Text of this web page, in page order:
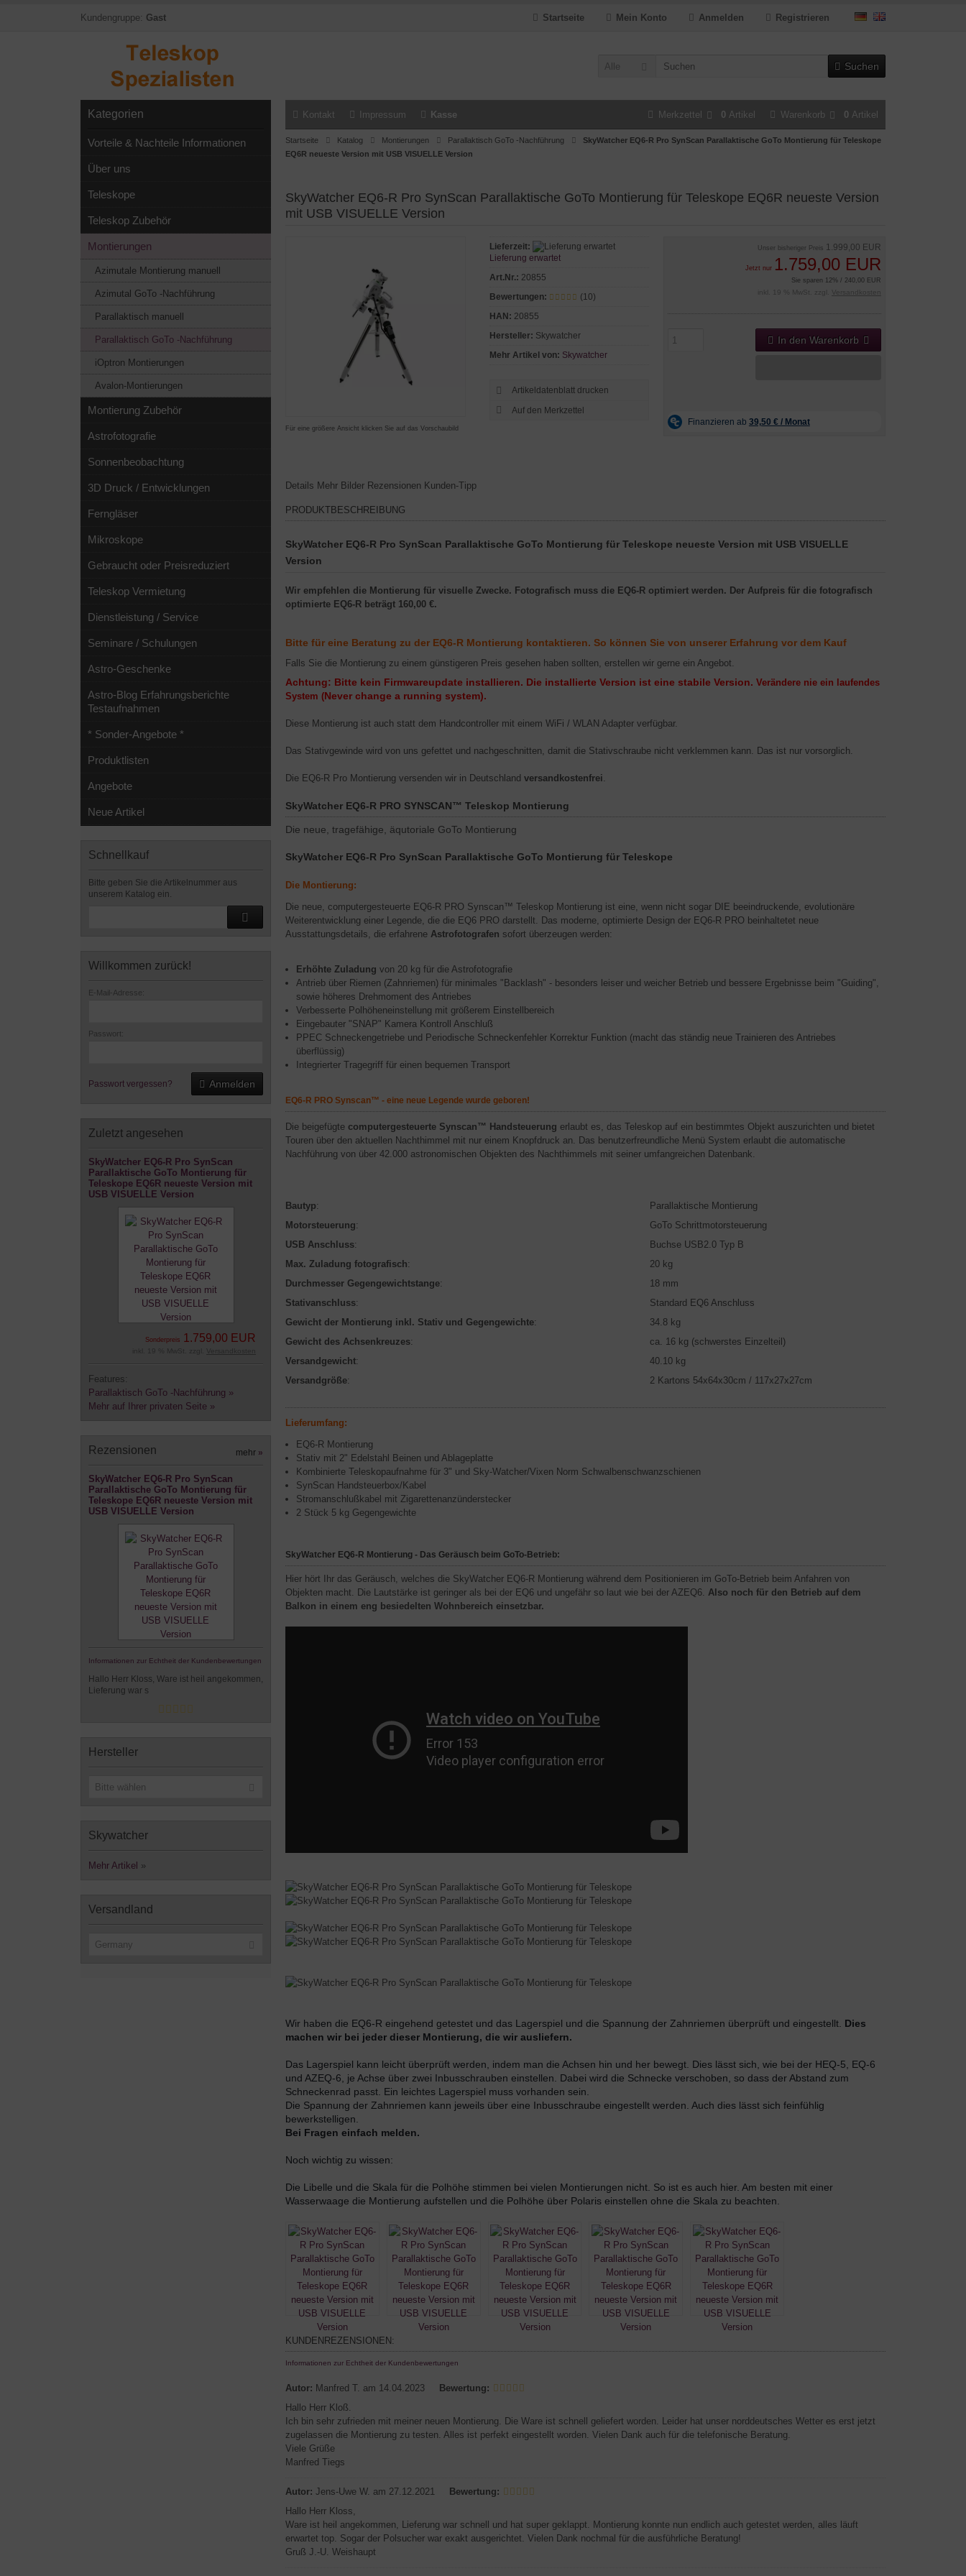
Kundengruppe: Gast Registrieren
Anmelden
Mein Konto
Startseite
Alle Suchen
Kontakt Impressum Kasse Warenkorb 0 Artikel
Merkzettel 0 Artikel
Startseite Katalog Montierungen Parallaktisch GoTo -Nachführung
SkyWatcher EQ6-R Pro SynScan Parallaktische GoTo Montierung für Teleskope
EQ6R neueste Version mit USB VISUELLE Version
SkyWatcher EQ6-R Pro SynScan Parallaktische GoTo Montierung für Teleskope EQ6R neueste Version
mit USB VISUELLE Version
Für eine größere Ansicht klicken Sie auf das Vorschaubild
Unser bisheriger Preis 1.999,00 EUR
Jetzt nur 1.759,00 EUR
Sie sparen 12% / 240,00 EUR
inkl. 19 % MwSt. zzgl. Versandkosten
In den Warenkorb
Lieferzeit:
Lieferung erwartet
Art.Nr.: 20855
Bewertungen:
(10)
HAN: 20855
Hersteller: Skywatcher
Mehr Artikel von: Skywatcher
Artikeldatenblatt drucken
Details Mehr Bilder Rezensionen Kunden-Tipp
PRODUKTBESCHREIBUNG
SkyWatcher EQ6-R Pro SynScan Parallaktische GoTo Montierung für Teleskope neueste Version mit USB VISUELLE
Version
Wir empfehlen die Montierung für visuelle Zwecke. Fotografisch muss die EQ6-R optimiert werden. Der Aufpreis für die fotografisch
optimierte EQ6-R beträgt 160,00 €.
Bitte für eine Beratung zu der EQ6-R Montierung kontaktieren. So können Sie von unserer Erfahrung vor dem Kauf
Falls Sie die Montierung zu einem günstigeren Preis gesehen haben sollten, erstellen wir gerne ein Angebot.
Achtung: Bitte kein Firmwareupdate installieren. Die installierte Version ist eine stabile Version. Verändere nie ein laufendes
System (Never change a running system).
Diese Montierung ist auch statt dem Handcontroller mit einem WiFi / WLAN Adapter verfügbar.
Das Stativgewinde wird von uns gefettet und nachgeschnitten, damit die Stativschraube nicht verklemmen kann. Das ist nur vorsorglich.
Die EQ6-R Pro Montierung versenden wir in Deutschland versandkostenfrei.
SkyWatcher EQ6-R PRO SYNSCAN™ Teleskop Montierung
Die neue, tragefähige, äqutoriale GoTo Montierung
SkyWatcher EQ6-R Pro SynScan Parallaktische GoTo Montierung für Teleskope
Die Montierung:
Die neue, computergesteuerte EQ6-R PRO Synscan™ Teleskop Montierung ist eine, wenn nicht sogar DIE beeindruckende, evolutionäre
Weiterentwicklung einer Legende, die die EQ6 PRO darstellt. Das moderne, optimierte Design der EQ6-R PRO beinhaltetet neue
Ausstattungsdetails, die erfahrene Astrofotografen sofort überzeugen werden:
Erhöhte Zuladung von 20 kg für die Astrofotografie
Antrieb über Riemen (Zahnriemen) für minimales "Backlash" - besonders leiser und weicher Betrieb und bessere Ergebnisse beim "Guiding",
sowie höheres Drehmoment des Antriebes
Verbesserte Polhöheneinstellung mit größerem Einstellbereich
Eingebauter "SNAP" Kamera Kontroll Anschluß
PPEC Schneckengetriebe und Periodische Schneckenfehler Korrektur Funktion (macht das ständig neue Trainieren des Antriebes
überflüssig)
Integrierter Tragegriff für einen bequemen Transport
EQ6-R PRO Synscan™ - eine neue Legende wurde geboren!
Die beigefügte computergesteuerte Synscan™ Handsteuerung erlaubt es, das Teleskop auf ein bestimmtes Objekt auszurichten und bietet
Touren über den aktuellen Nachthimmel mit nur einem Knopfdruck an. Das benutzerfreundliche Menü System erlaubt die automatische
Nachführung von über 42.000 astronomischen Objekten des Nachthimmels mit seiner umfangreichen Datenbank.
Bautyp:
Parallaktische Montierung
Motorsteuerung:
GoTo Schrittmotorsteuerung
USB Anschluss:
Buchse USB2.0 Typ B
Max. Zuladung fotografisch:
20 kg
Durchmesser Gegengewichtstange:
18 mm
Stativanschluss:
Standard EQ6 Anschluss
Gewicht der Montierung inkl. Stativ und Gegengewichte:
34.8 kg
Gewicht des Achsenkreuzes:
ca. 16 kg (schwerstes Einzelteil)
Versandgewicht:
40.10 kg
Versandgröße: 2 Kartons 54x64x30cm / 117x27x27cm
Lieferumfang:
EQ6-R Montierung
Stativ mit 2" Edelstahl Beinen und Ablageplatte
Kombinierte Teleskopaufnahme für 3" und Sky-Watcher/Vixen Norm Schwalbenschwanzschienen
SynScan Handsteuerbox/Kabel
Stromanschlußkabel mit Zigarettenanzünderstecker
2 Stück 5 kg Gegengewichte
SkyWatcher EQ6-R Montierung - Das Geräusch beim GoTo-Betrieb:
Hier hört Ihr das Geräusch, welches die SkyWatcher EQ6-R Montierung während dem Positionieren im GoTo-Betrieb beim Anfahren von
Objekten macht. Die Lautstärke ist geringer als bei der EQ6 und ungefähr so laut wie bei der AZEQ6. Also noch für den Betrieb auf dem
Balkon in einem eng besiedelten Wohnbereich einsetzbar.
Wir haben die EQ6-R eingehend getestet und das Lagerspiel und die Spannung der Zahnriemen überprüft und eingestellt. Dies
machen wir bei jeder dieser Montierung, die wir ausliefern.
Das Lagerspiel kann leicht überprüft werden, indem man die Achsen hin und her bewegt. Dies lässt sich, wie bei der HEQ-5, EQ-6
und AZEQ-6, je Achse über zwei Inbusschrauben einstellen. Dabei wird die Schnecke verschoben, so dass der Abstand zum
Schneckenrad passt. Ein leichtes Lagerspiel muss vorhanden sein.
Die Spannung der Zahnriemen kann jeweils über eine Inbusschraube eingestellt werden. Auch dies lässt sich feinfühlig
bewerkstelligen.
Bei Fragen einfach melden.
Noch wichtig zu wissen:
Die Libelle und die Skala für die Polhöhe stimmen bei vielen Montierungen nicht. So ist es auch hier. Am besten mit einer
Wasserwaage die Montierung aufstellen und die Polhöhe über Polaris einstellen ohne die Skala zu beachten.
KUNDENREZENSIONEN:
Informationen zur Echtheit der Kundenbewertungen
Autor: Manfred T. am 14.04.2023
Bewertung:
Hallo Herr Kloß.
Ich bin sehr zufrieden mit meiner neuen Montierung. Die Ware ist schnell geliefert worden. Leider hat unser norddeutsches Wetter es erst jetzt
zugelassen die Montierung zu testen. Alles ist perfekt eingestellt worden. Vielen Dank auch für die telefonische Beratung.
Viele Grüße
Manfred Tiegs
Autor: Jens-Uwe W. am 27.12.2021
Bewertung:
Hallo Herr Kloss,
Ware ist heil angekommen, Lieferung war schnell und hat super geklappt. Montierung konnte nun endlich auch getestet werden, alles läuft
erwartet top. Sogar der Polsucher war exakt ausgerichtet. Vielen Dank nochmal für die ausführliche Beratung!
Gruß J.-U. Weishaupt
Kategorien
Vorteile & Nachteile Informationen
Über uns
Teleskope
Teleskop Zubehör
Montierungen
Azimutale Montierung manuell
Azimutal GoTo -Nachführung
Parallaktisch manuell
Parallaktisch GoTo -Nachführung
iOptron Montierungen
Avalon-Montierungen
Montierung Zubehör
Astrofotografie
Sonnenbeobachtung
3D Druck / Entwicklungen
Ferngläser
Mikroskope
Gebraucht oder Preisreduziert
Teleskop Vermietung
Dienstleistung / Service
Seminare / Schulungen
Astro-Geschenke
Astro-Blog Erfahrungsberichte
Testaufnahmen
* Sonder-Angebote *
Produktlisten
Angebote
Neue Artikel
Schnellkauf
Bitte geben Sie die Artikelnummer aus
unserem Katalog ein.
Willkommen zurück!
E-Mail-Adresse:
Passwort:
Passwort vergessen? Anmelden
Zuletzt angesehen
SkyWatcher EQ6-R Pro SynScan
Parallaktische GoTo Montierung für
Teleskope EQ6R neueste Version mit
USB VISUELLE Version
Sonderpreis 1.759,00 EUR
inkl. 19 % MwSt. zzgl.
Features:
Parallaktisch GoTo -Nachführung »
Mehr auf Ihrer privaten Seite »
Rezensionen mehr »
SkyWatcher EQ6-R Pro SynScan
Parallaktische GoTo Montierung für
Teleskope EQ6R neueste Version mit
USB VISUELLE Version
Informationen zur Echtheit der Kundenbewertungen
Hallo Herr Kloss, Ware ist heil angekommen,
Lieferung war s
Hersteller
Bitte wählen
Skywatcher
Mehr Artikel »
Versandland
Germany